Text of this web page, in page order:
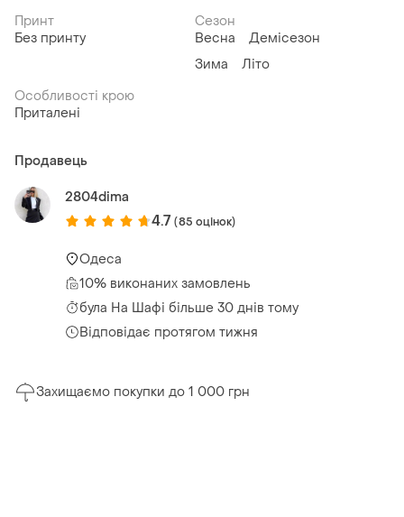
Принт
Без принту
Сезон
Весна
Демісезон
Зима
Літо
Особливості крою
Приталені
Продавець
2804dima
4.7 (85 оцінок)
Одеса
10% виконаних замовлень
була На Шафі більше 30 днів тому
Відповідає протягом тижня
Захищаємо покупки до 1 000 грн